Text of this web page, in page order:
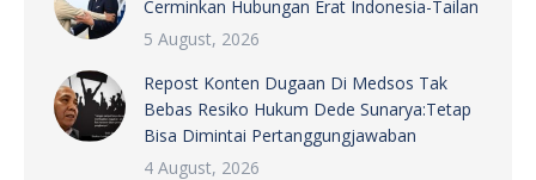
Cerminkan Hubungan Erat Indonesia-Tailan
5 August, 2026
Repost Konten Dugaan Di Medsos Tak
Bebas Resiko Hukum Dede Sunarya:Tetap
Bisa Dimintai Pertanggungjawaban
4 August, 2026